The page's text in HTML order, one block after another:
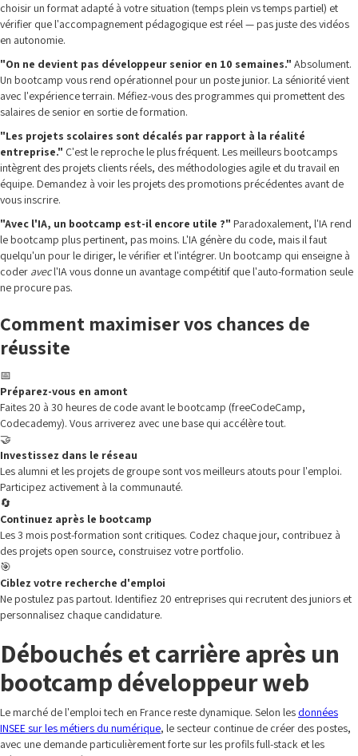
choisir un format adapté à votre situation (temps plein vs temps partiel) et
vérifier que l'accompagnement pédagogique est réel — pas juste des vidéos
en autonomie.
"On ne devient pas développeur senior en 10 semaines." Absolument.
Un bootcamp vous rend opérationnel pour un poste junior. La séniorité vient
avec l'expérience terrain. Méfiez-vous des programmes qui promettent des
salaires de senior en sortie de formation.
"Les projets scolaires sont décalés par rapport à la réalité
entreprise." C'est le reproche le plus fréquent. Les meilleurs bootcamps
intègrent des projets clients réels, des méthodologies agile et du travail en
équipe. Demandez à voir les projets des promotions précédentes avant de
vous inscrire.
"Avec l'IA, un bootcamp est-il encore utile ?" Paradoxalement, l'IA rend
le bootcamp plus pertinent, pas moins. L'IA génère du code, mais il faut
quelqu'un pour le diriger, le vérifier et l'intégrer. Un bootcamp qui enseigne à
coder avecl'IA vous donne un avantage compétitif que l'auto-formation seule
ne procure pas.
Comment maximiser vos chances de
réussite
📅
Préparez-vous en amont
Faites 20 à 30 heures de code avant le bootcamp (freeCodeCamp,
Codecademy). Vous arriverez avec une base qui accélère tout.
🤝
Investissez dans le réseau
Les alumni et les projets de groupe sont vos meilleurs atouts pour l'emploi.
Participez activement à la communauté.
🔄
Continuez après le bootcamp
Les 3 mois post-formation sont critiques. Codez chaque jour, contribuez à
des projets open source, construisez votre portfolio.
🎯
Ciblez votre recherche d'emploi
Ne postulez pas partout. Identifiez 20 entreprises qui recrutent des juniors et
personnalisez chaque candidature.
Débouchés et carrière après un
bootcamp développeur web
Le marché de l'emploi tech en France reste dynamique. Selon les données
INSEE sur les métiers du numérique, le secteur continue de créer des postes,
avec une demande particulièrement forte sur les profils full-stack et les